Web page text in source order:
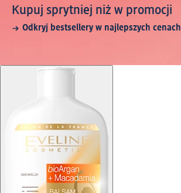
Kupuj sprytniej niż w promocji
Odkryj bestsellery w najlepszych cenach